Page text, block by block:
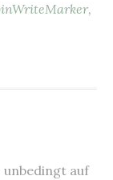
,
unbedingt auf